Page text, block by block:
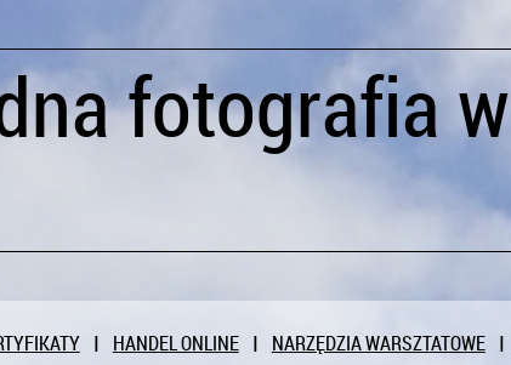
fotografia w
HANDEL ONLINE NARZĘDZIA WARSZTATOWE